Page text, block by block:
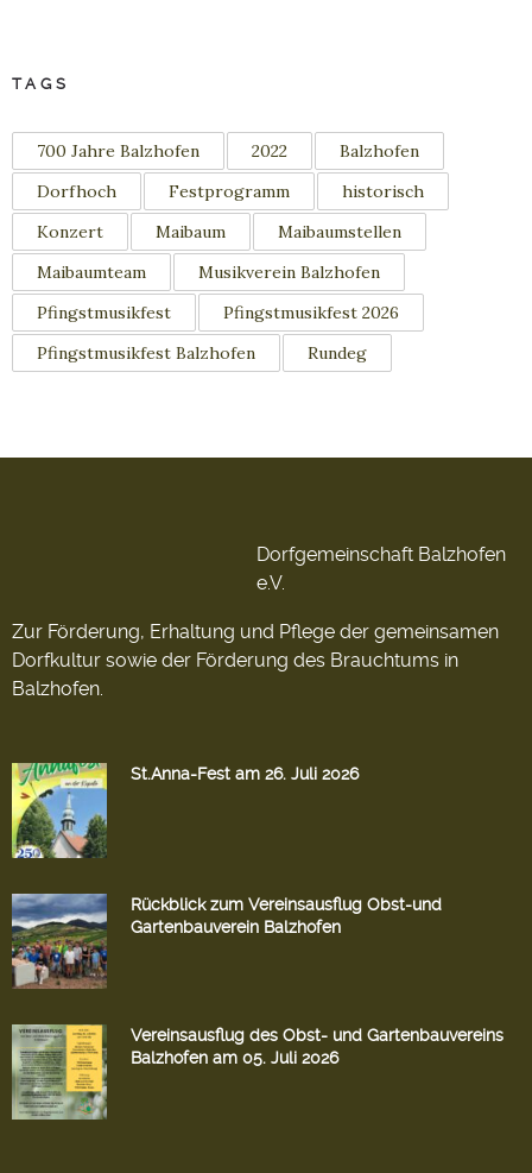
TAGS
700 Jahre Balzhofen 2022
Balzhofen
Dorfhoch
Festprogramm
historisch
Konzert
Maibaum
Maibaumstellen
Maibaumteam
Musikverein Balzhofen
Pfingstmusikfest
Pfingstmusikfest 2026
Pfingstmusikfest Balzhofen
Rundeg
Dorfgemeinschaft Balzhofen
e.V.
Zur Förderung, Erhaltung und Pflege der gemeinsamen
Dorfkultur sowie der Förderung des Brauchtums in
Balzhofen.
St.Anna-Fest am 26. Juli 2026
Rückblick zum Vereinsausflug Obst-und
Gartenbauverein Balzhofen
Vereinsausflug des Obst- und Gartenbauvereins
Balzhofen am 05. Juli 2026